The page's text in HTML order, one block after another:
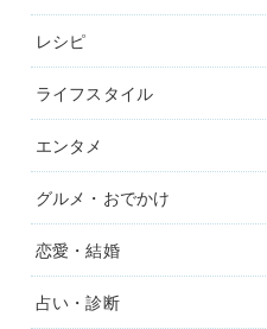
レシピ
ライフスタイル
エンタメ
グルメ・おでかけ
恋愛・結婚
占い・診断